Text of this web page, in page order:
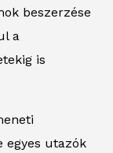
beszerzése
a
is
egyes utazók